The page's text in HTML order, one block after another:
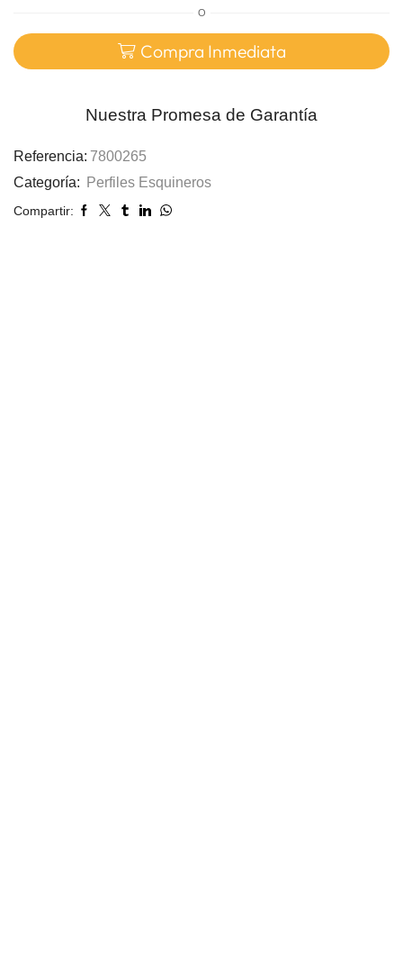
O
Compra Inmediata
Nuestra Promesa de Garantía
Referencia: 7800265
Categoría:
Perfiles Esquineros
Compartir: